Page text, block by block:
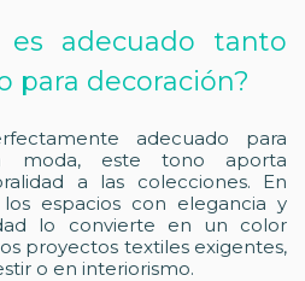
es adecuado tanto
para decoración?
adecuado para
moda, este tono aporta
a las colecciones. En
espacios con elegancia y
lo convierte en un color
proyectos textiles exigentes,
o en interiorismo.